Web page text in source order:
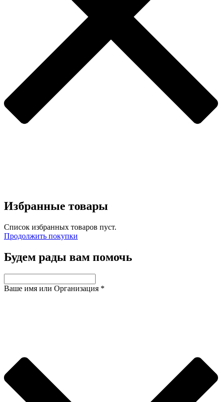
Избранные товары
Список избранных товаров пуст.
Продолжить покупки
Будем рады вам помочь
Ваше имя или Организация *